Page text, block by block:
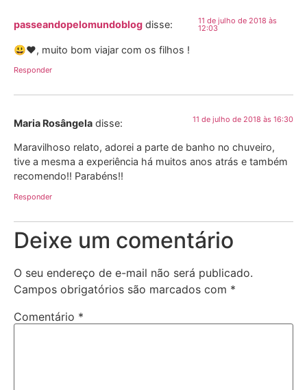
passeandopelomundoblog disse: 11 de julho de 2018 às
12:03
😃❤️, muito bom viajar com os filhos !
Responder
Maria Rosângela disse: 11 de julho de 2018 às 16:30
Maravilhoso relato, adorei a parte de banho no chuveiro,
tive a mesma a experiência há muitos anos atrás e também
recomendo!! Parabéns!!
Responder
Deixe um comentário
O seu endereço de e-mail não será publicado.
Campos obrigatórios são marcados com *
Comentário *